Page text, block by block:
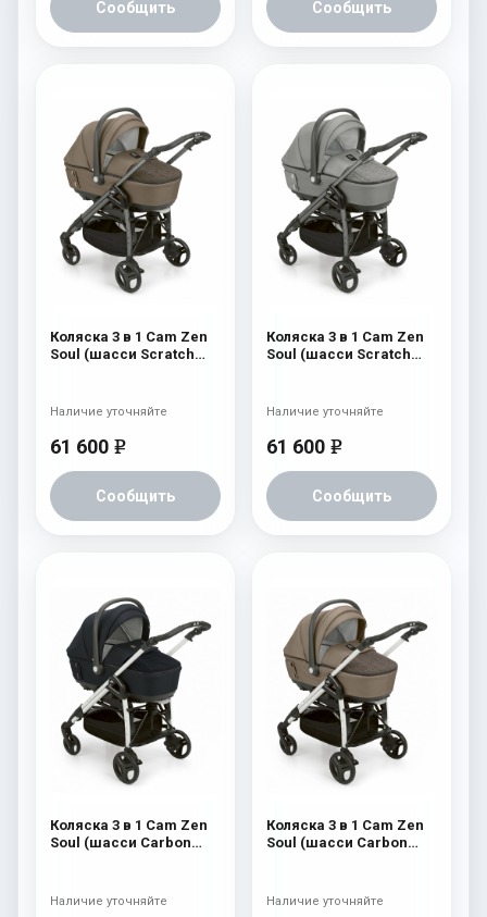
Сообщить Сообщить
Коляска 3 в 1 Cam Zen
Soul (шасси Scratch
61 600 e
Сообщить
Наличие уточняйте
Коляска 3 в 1 Cam Zen
Soul (шасси Scratch
61 600 e
Сообщить
Наличие уточняйте
Коляска 3 в 1 Cam Zen
Soul (шасси Carbon
Наличие уточняйте
Коляска 3 в 1 Cam Zen
Soul (шасси Carbon
Наличие уточняйте